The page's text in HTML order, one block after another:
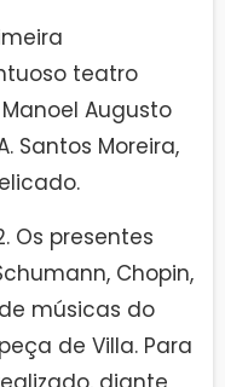
teatro
Augusto
Santos Moreira,
Os presentes
Chopin,
músicas do
de Villa. Para